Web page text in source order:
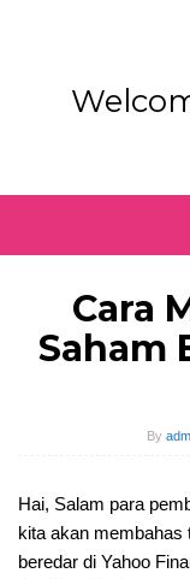
Cara
Saham
By
Hai, Salam para
kita akan membahas
beredar di Yahoo